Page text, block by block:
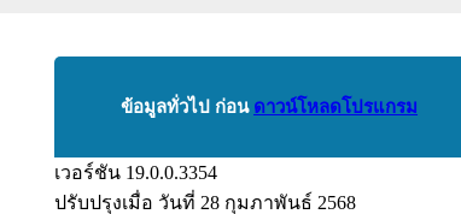
ข้อมูลทั่วไป ก่อน ดาวน์โหลดโปรแกรม
เวอร์ชัน 19.0.0.3354
ปรับปรุงเมื่อ วันที่ 28 กุมภาพันธ์ 2568